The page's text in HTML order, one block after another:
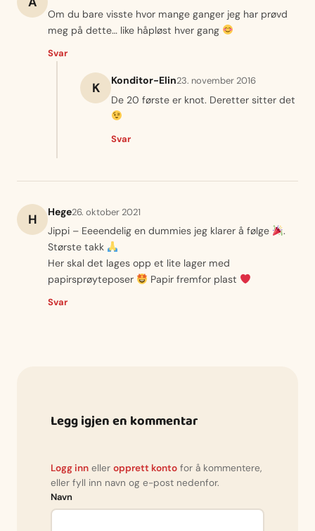
Om du bare visste hvor mange ganger jeg har prøvd
meg på dette… like håpløst hver gang
Svar
K Konditor-Elin23. november 2016
De 20 første er knot. Deretter sitter det
Svar
H Hege26. oktober 2021
Jippi – Eeeendelig en dummies jeg klarer å følge
.
Største takk
Her skal det lages opp et lite lager med
papirsprøyteposer
Papir fremfor plast
Svar
Legg igjen en kommentar
Logg inn eller opprett konto for å kommentere,
eller fyll inn navn og e-post nedenfor.
Navn